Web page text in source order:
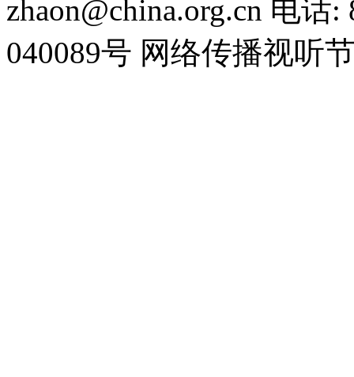
zhaon@china.org.cn 电话
040089号 网络传播视听